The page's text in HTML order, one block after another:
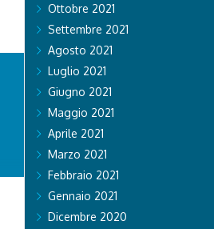
Ottobre 2021
Settembre 2021
Agosto 2021
Luglio 2021
Giugno 2021
Maggio 2021
Aprile 2021
Marzo 2021
Febbraio 2021
Gennaio 2021
Dicembre 2020